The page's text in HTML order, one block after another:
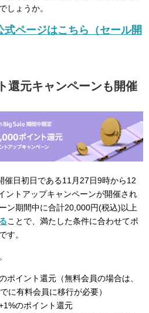
しょうか。
ページはこちら（セール開
還元キャンペーンも開催
催日初日である11月27日9時から12
ントアップキャンペーンが開催され
ン期間中に合計20,000円(税込)以上
ことで、満たした条件に合わせてポ
す。
ポイント還元（無料会員の場合は、
に有料会員に移行が必要）
のポイント還元